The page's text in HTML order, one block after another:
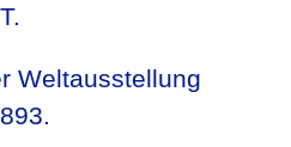
Weltausstellung